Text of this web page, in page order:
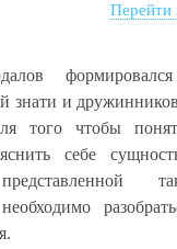
Перейти
знати и
того чтобы
себе